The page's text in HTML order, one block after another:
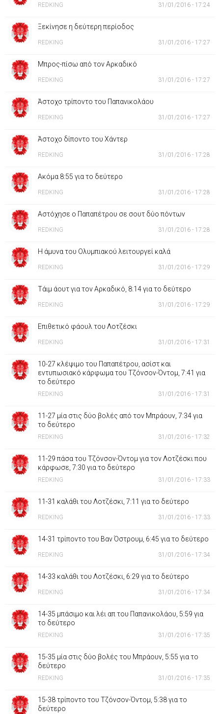
REDKING 31/01/2016 - 17:24
Ξεκίνησε η δεύτερη περίοδος
REDKING 31/01/2016 - 17:27
Μπρος-πίσω από τον Αρκαδικό
REDKING 31/01/2016 - 17:27
Άστοχο τρίποντο του Παπανικολάου
REDKING 31/01/2016 - 17:27
Άστοχο δίποντο του Χάντερ
REDKING 31/01/2016 - 17:28
Ακόμα 8:55 για το δεύτερο
REDKING 31/01/2016 - 17:28
Αστόχησε ο Παπαπέτρου σε σουτ δύο πόντων
REDKING 31/01/2016 - 17:28
Η άμυνα του Ολυμπιακού λειτουργεί καλά
REDKING 31/01/2016 - 17:29
Τάιμ άουτ για τον Αρκαδικό, 8:14 για το δεύτερο
REDKING 31/01/2016 - 17:29
Επιθετικό φάουλ του Λοτζέσκι
REDKING 31/01/2016 - 17:31
10-27 κλέψιμο του Παπαπέτρου, ασίστ και
εντυπωσιακό κάρφωμα του Τζόνσον-Όντομ, 7:41 για
το δεύτερο
REDKING 31/01/2016 - 17:31
11-27 μία στις δύο βολές από τον Μπράουν, 7:34 για
το δεύτερο
REDKING 31/01/2016 - 17:32
11-29 πάσα του Τζόνσον-Όντομ για τον Λοτζέσκι που
κάρφωσε, 7:30 για το δεύτερο
REDKING 31/01/2016 - 17:33
11-31 καλάθι του Λοτζέσκι, 7:11 για το δεύτερο
REDKING 31/01/2016 - 17:33
14-31 τρίποντο του Βαν Όστρουμ, 6:45 για το δεύτερο
REDKING 31/01/2016 - 17:34
14-33 καλάθι του Λοτζέσκι, 6:29 για το δεύτερο
REDKING 31/01/2016 - 17:34
14-35 μπάσιμο και λέι απ του Παπανικολάου, 5:59 για
το δεύτερο
REDKING 31/01/2016 - 17:35
15-35 μία στις δύο βολές του Μπράουν, 5:55 για το
δεύτερο
REDKING 31/01/2016 - 17:35
15-38 τρίποντο του Τζόνσον-Όντομ, 5:38 για το
δεύτερο